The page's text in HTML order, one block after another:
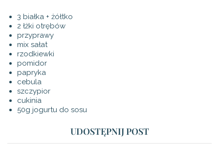
3 białka + żółtko
2 łżki otrębów
przyprawy
mix sałat
rzodkiewki
pomidor
papryka
cebula
szczypior
cukinia
50g jogurtu do sosu
UDOSTĘPNIJ POST